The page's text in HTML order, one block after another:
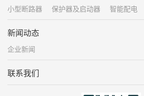
小型断路器 保护器及启动器 智能配电
新闻动态
企业新闻
联系我们